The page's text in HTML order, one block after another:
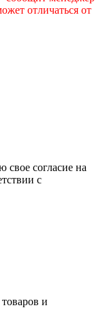
отличаться от
согласие на
с
и